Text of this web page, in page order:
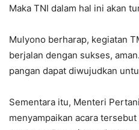
Maka TNI dalam hal ini akan
Mulyono berharap, kegiatan
berjalan dengan sukses,
pangan dapat diwujudkan
Sementara itu, Menteri
menyampaikan acara